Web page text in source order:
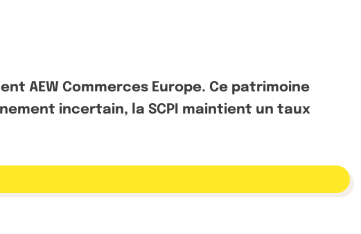
AEW Commerces Europe. Ce patrimoine
incertain, la SCPI maintient un taux